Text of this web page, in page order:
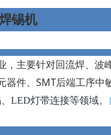
锡机
，主要针对回流焊、波
器件、SMT后端工序中
LED灯带连接等领域。